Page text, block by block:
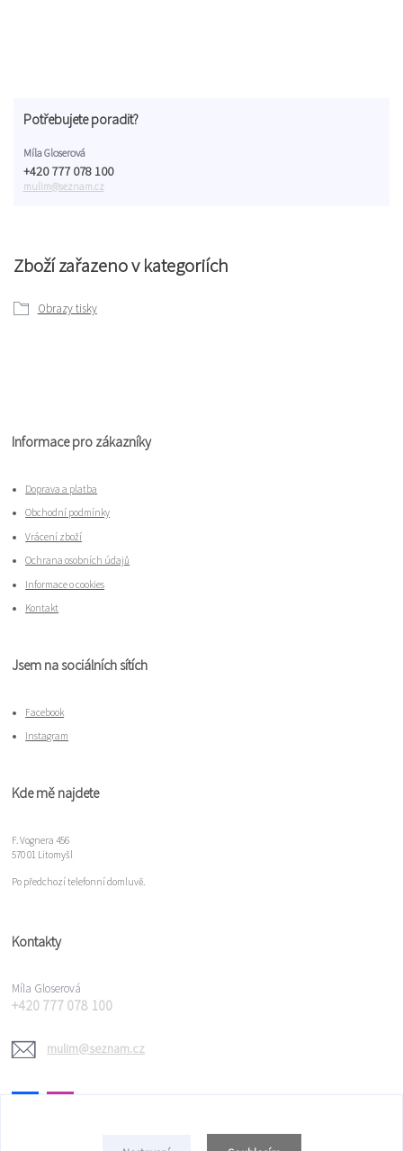
Zboží zařazeno v kategoriích
Obrazy tisky
Potřebujete poradit?
Míla Gloserová
+420 777 078 100
mulim@seznam.cz
Informace pro zákazníky
Doprava a platba
Obchodní podmínky
Vrácení zboží
Ochrana osobních údajů
Informace o cookies
Kontakt
Jsem na sociálních sítích
Facebook
Instagram
Kde mě najdete
F. Vognera 456
570 01 Litomyšl
Po předchozí telefonní domluvě.
Kontakty
Míla Gloserová
+420 777 078 100
mulim@seznam.cz